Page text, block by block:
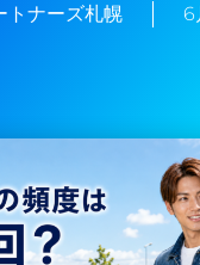
トナーズ札幌 6